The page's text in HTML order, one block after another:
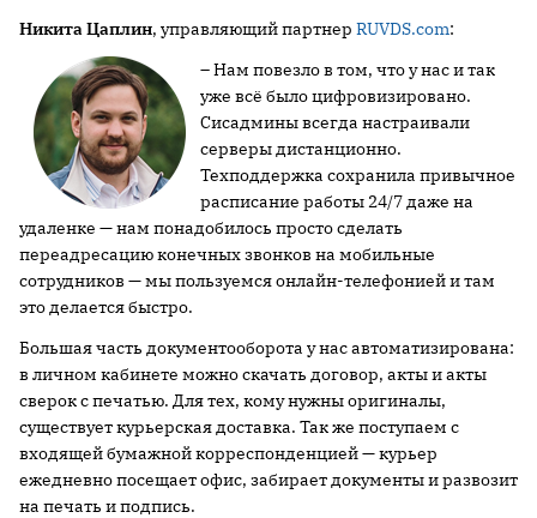
Никита Цаплин, управляющий партнер RUVDS.com:
– Нам повезло в том, что у нас и так
уже всё было цифровизировано.
Сисадмины всегда настраивали
серверы дистанционно.
Техподдержка сохранила привычное
расписание работы 24/7 даже на
удаленке — нам понадобилось просто сделать
переадресацию конечных звонков на мобильные
сотрудников — мы пользуемся онлайн-телефонией и там
это делается быстро.
Большая часть документооборота у нас автоматизирована:
в личном кабинете можно скачать договор, акты и акты
сверок с печатью. Для тех, кому нужны оригиналы,
существует курьерская доставка. Так же поступаем с
входящей бумажной корреспонденцией — курьер
ежедневно посещает офис, забирает документы и развозит
на печать и подпись.